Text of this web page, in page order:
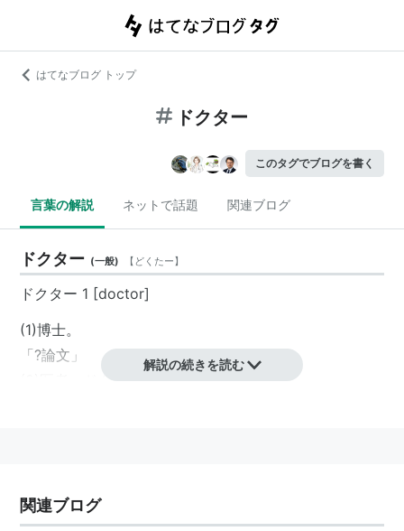
はてなブログ トップ
ドクター
このタグでブログを書く
言葉の解説 ネットで話題 関連ブログ
ドクター (一般) 【どくたー】
ドクター 1 [doctor]
(1)博士。
「?論文」
(2)医者。ドクトル。
(5)ドクター・フー（DOCTOR WHO）の登場人物。
解説の続きを読む
関連ブログ